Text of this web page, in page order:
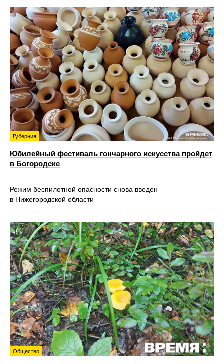
Губерния
Юбилейный фестиваль гончарного искусства пройдет
в Богородске
Режим беспилотной опасности снова введен
в Нижегородской области
Общество